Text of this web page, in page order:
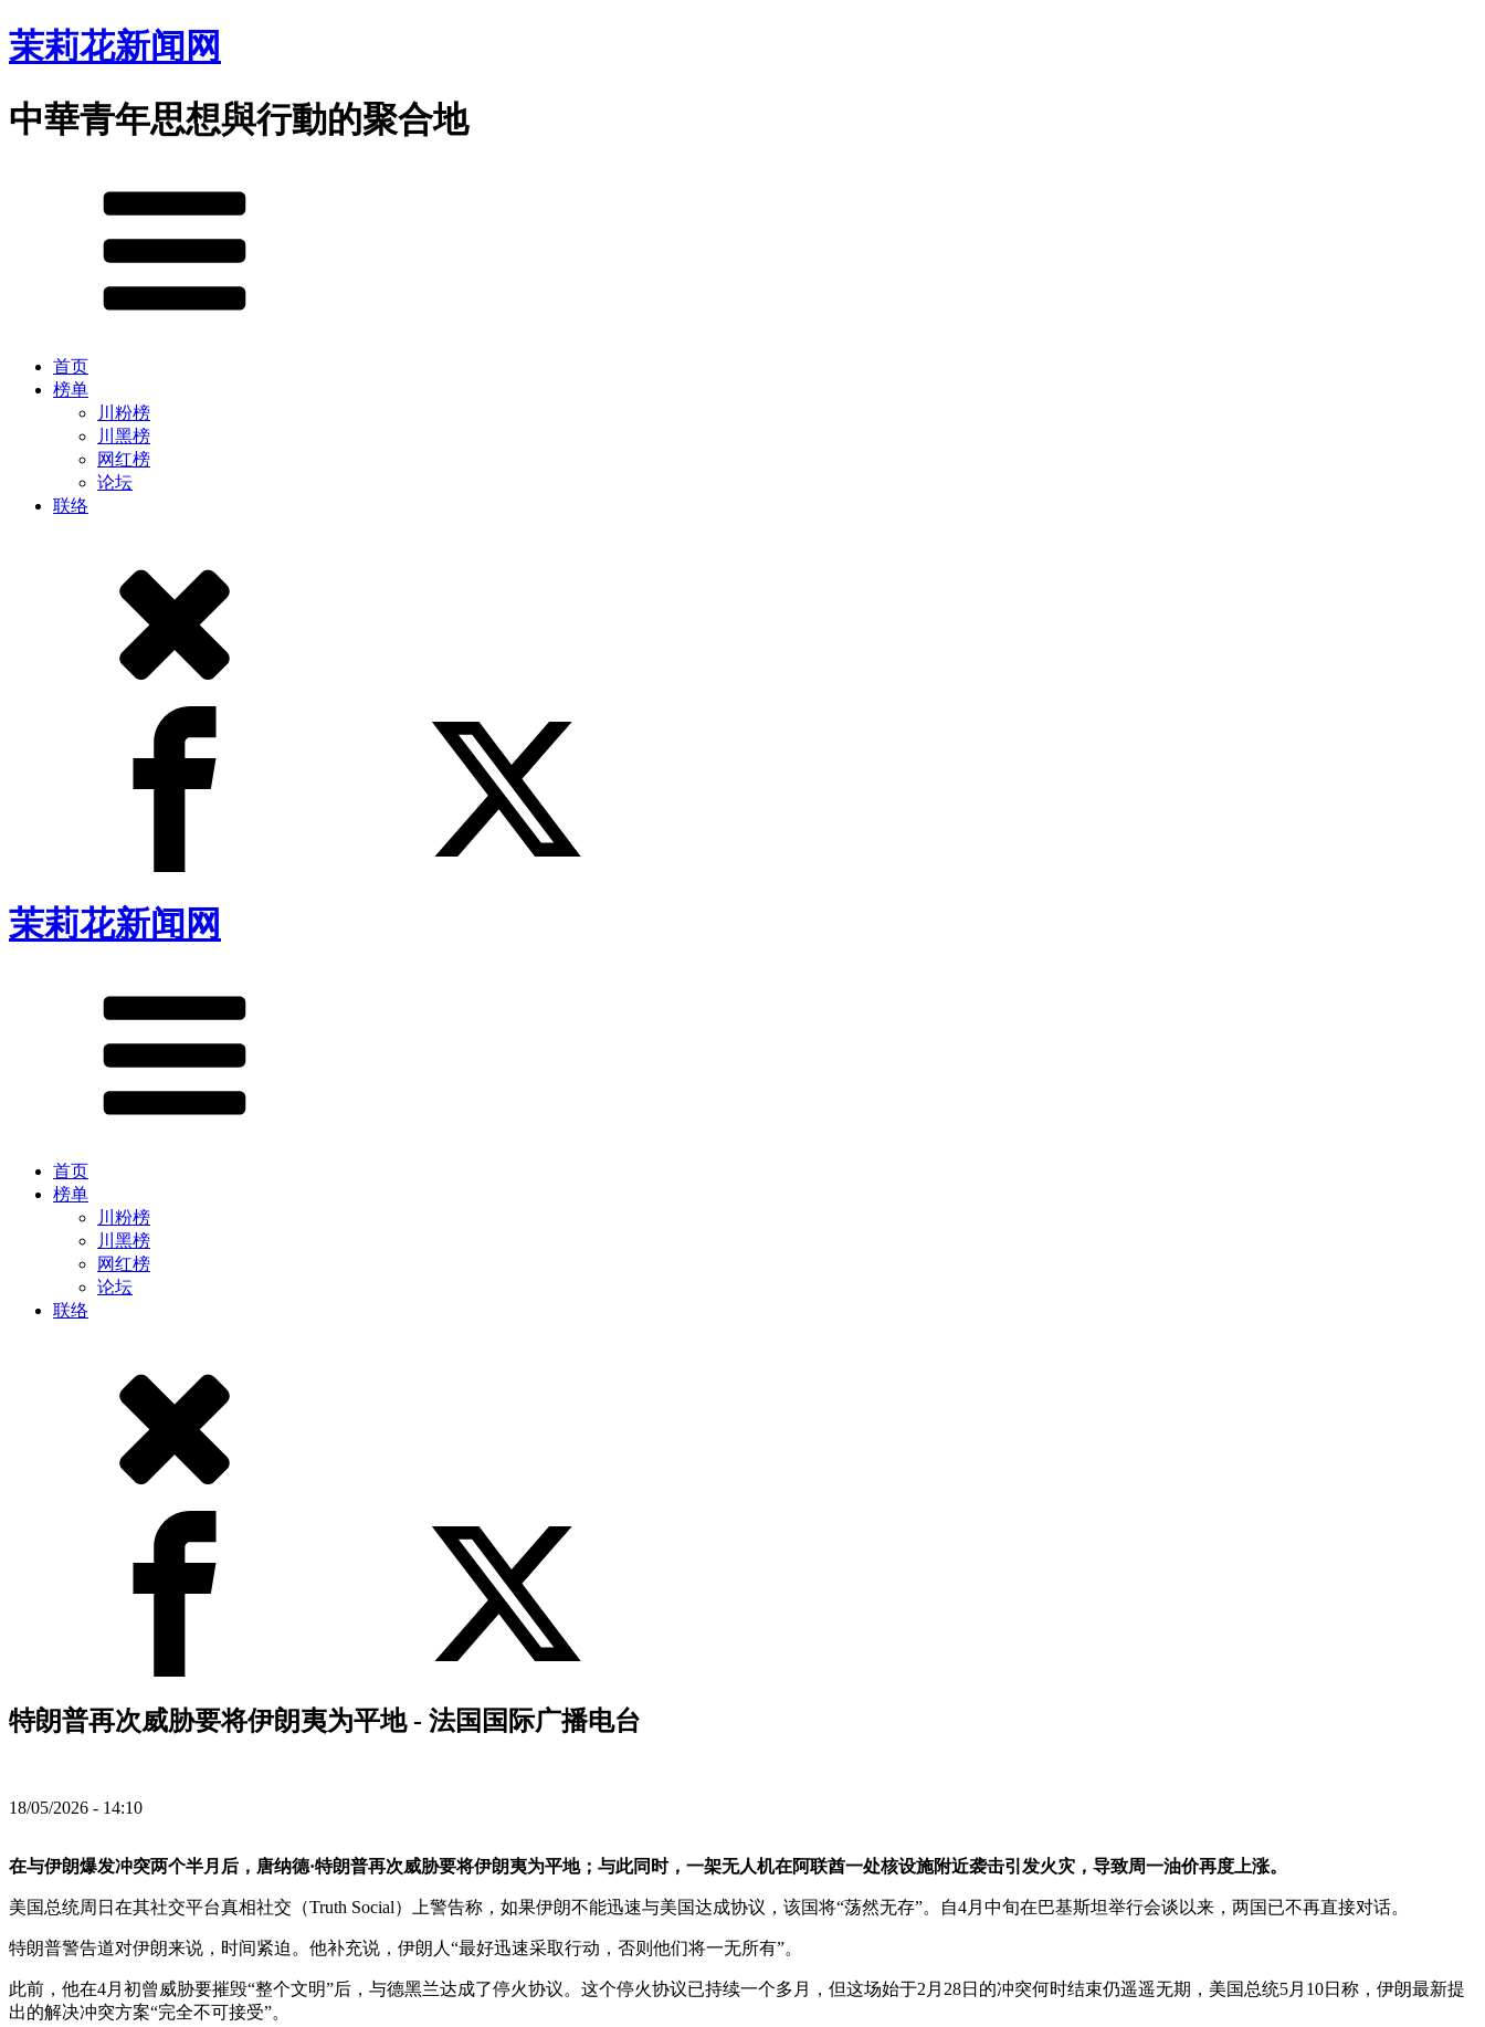
茉莉花新闻网
中華青年思想與行動的聚合地
首页
榜单
川粉榜
川黑榜
网红榜
论坛
联络
茉莉花新闻网
首页
榜单
川粉榜
川黑榜
网红榜
论坛
联络
特朗普再次威胁要将伊朗夷为平地 - 法国国际广播电台
18/05/2026 - 14:10
在与伊朗爆发冲突两个半月后，唐纳德·特朗普再次威胁要将伊朗夷为平地；与此同时，一架无人机在阿联酋一处核设施附近袭击引发火灾，导致周一油价再度上涨。
美国总统周日在其社交平台真相社交（Truth Social）上警告称，如果伊朗不能迅速与美国达成协议，该国将“荡然无存”。自4月中旬在巴基斯坦举行会谈以来，两国已不再直接对话。
特朗普警告道对伊朗来说，时间紧迫。他补充说，伊朗人“最好迅速采取行动，否则他们将一无所有”。
此前，他在4月初曾威胁要摧毁“整个文明”后，与德黑兰达成了停火协议。这个停火协议已持续一个多月，但这场始于2月28日的冲突何时结束仍遥遥无期，美国总统5月10日称，伊朗最新提
出的解决冲突方案“完全不可接受”。